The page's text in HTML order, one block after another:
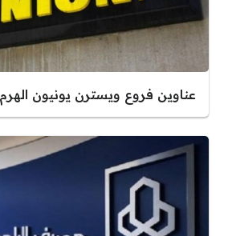
عناوين فروع ويسترن يونيون الهرم